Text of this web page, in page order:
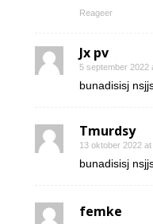
Reageer
Jx pv
5 september 2022
bunadisisj
Tmurdsy
13 oktober 2022 at
bunadisisj
femke